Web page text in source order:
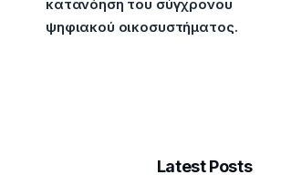
κατανόηση του σύγχρονου
ψηφιακού οικοσυστήματος.
Latest Posts